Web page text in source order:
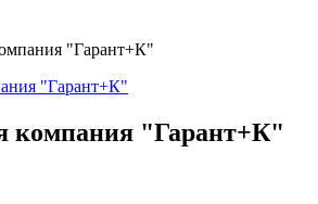
"Гарант+К"
компания "Гарант+К"